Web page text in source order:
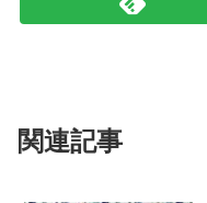
関連記事